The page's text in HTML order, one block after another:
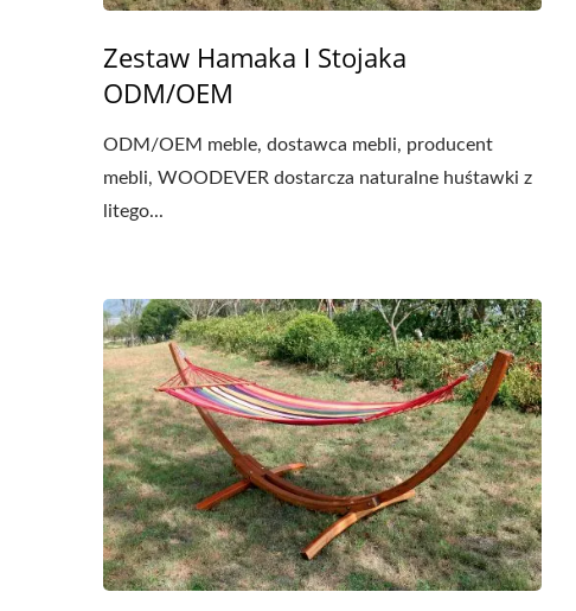
Zestaw Hamaka I Stojaka
ODM/OEM
ODM/OEM meble, dostawca mebli, producent
mebli, WOODEVER dostarcza naturalne huśtawki z
litego...